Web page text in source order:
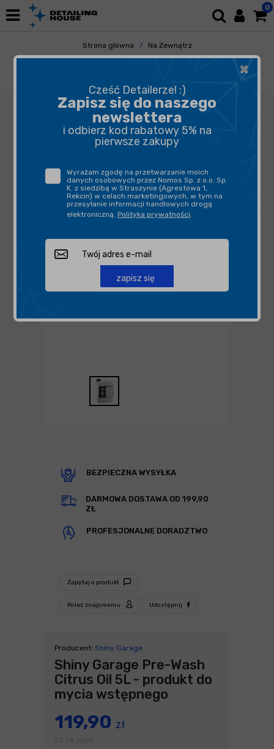
0
Strona główna
Na Zewnątrz
Mycie i Osuszanie
TFR
BEZPIECZNA WYSYŁKA
DARMOWA DOSTAWA OD 199,90
ZŁ
PROFESJONALNE DORADZTWO
Zapytaj o produkt
Poleć znajomemu Udostępnij
Producent: Shiny Garage
Shiny Garage Pre-Wash
Citrus Oil 5L - produkt do
mycia wstępnego
119,90 zł
×
Cześć Detailerze! :)
Zapisz się do naszego
newslettera
i odbierz kod rabatowy 5% na
pierwsze zakupy
Wyrażam zgodę na przetwarzanie moich
danych osobowych przez Nomos Sp. z o.o. Sp.
K. z siedzibą w Straszynie (Agrestowa 1,
Rekcin) w celach marketingowych, w tym na
przesyłanie informacji handlowych drogą
elektroniczną. Polityka prywatności.
zapisz się